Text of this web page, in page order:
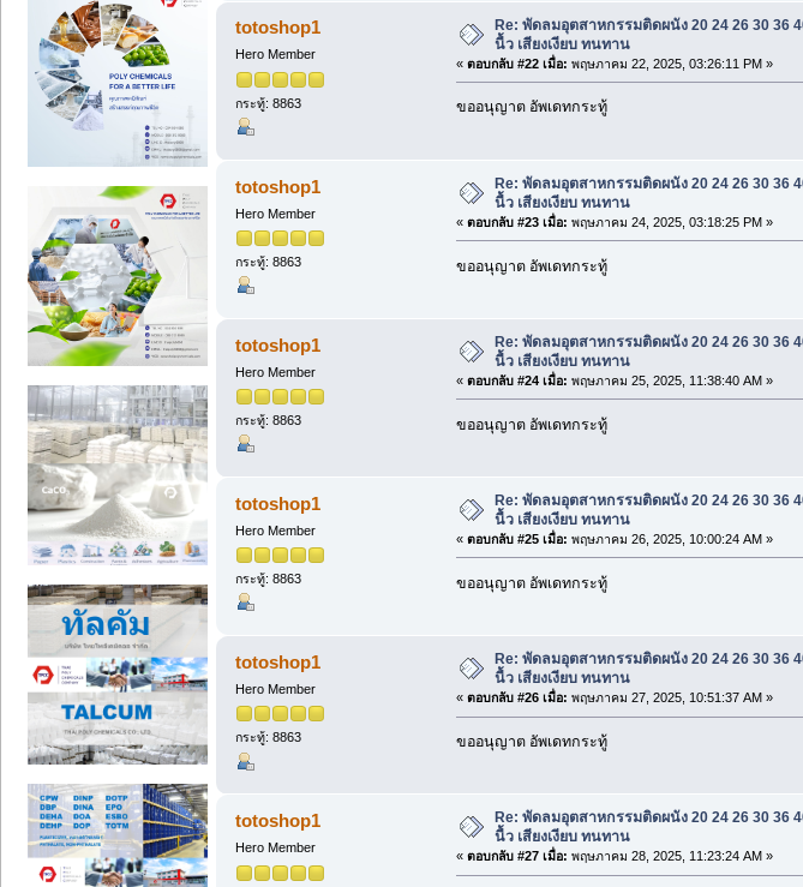
totoshop1
Hero Member
กระทู้: 8863
Re: พัดลมอุตสาหกรรมติดผนัง 20 24 26 30 36
นื้ว เสียงเงียบ ทนทาน
« ตอบกลับ #22 เมื่อ: พฤษภาคม 22, 2025, 03:26:11 PM »
ขออนุญาต อัพเดทกระทู้
totoshop1
Hero Member
กระทู้: 8863
Re: พัดลมอุตสาหกรรมติดผนัง 20 24 26 30 36
นื้ว เสียงเงียบ ทนทาน
« ตอบกลับ #23 เมื่อ: พฤษภาคม 24, 2025, 03:18:25 PM »
ขออนุญาต อัพเดทกระทู้
totoshop1
Hero Member
กระทู้: 8863
Re: พัดลมอุตสาหกรรมติดผนัง 20 24 26 30 36
นื้ว เสียงเงียบ ทนทาน
« ตอบกลับ #24 เมื่อ: พฤษภาคม 25, 2025, 11:38:40 AM »
ขออนุญาต อัพเดทกระทู้
totoshop1
Hero Member
กระทู้: 8863
Re: พัดลมอุตสาหกรรมติดผนัง 20 24 26 30 36
นื้ว เสียงเงียบ ทนทาน
« ตอบกลับ #25 เมื่อ: พฤษภาคม 26, 2025, 10:00:24 AM »
ขออนุญาต อัพเดทกระทู้
totoshop1
Hero Member
กระทู้: 8863
Re: พัดลมอุตสาหกรรมติดผนัง 20 24 26 30 36
นื้ว เสียงเงียบ ทนทาน
« ตอบกลับ #26 เมื่อ: พฤษภาคม 27, 2025, 10:51:37 AM »
ขออนุญาต อัพเดทกระทู้
totoshop1
Hero Member
Re: พัดลมอุตสาหกรรมติดผนัง 20 24 26 30 36
นื้ว เสียงเงียบ ทนทาน
« ตอบกลับ #27 เมื่อ: พฤษภาคม 28, 2025, 11:23:24 AM »